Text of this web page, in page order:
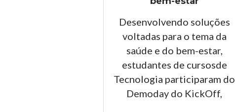
Desenvolvendo soluções
voltadas para o tema da
saúde e do bem-estar,
estudantes de cursosde
Tecnologia participaram do
Demoday do KickOff,